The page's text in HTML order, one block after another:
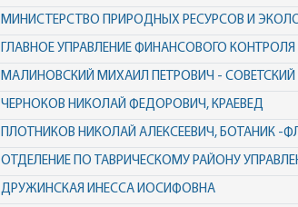
МИНИСТЕРСТВО ПРИРОДНЫХ РЕСУРСОВ И
ГЛАВНОЕ УПРАВЛЕНИЕ ФИНАНСОВОГО
МАЛИНОВСКИЙ МИХАИЛ ПЕТРОВИЧ - СОВЕТСКИЙ
ЧЕРНОКОВ НИКОЛАЙ ФЕДОРОВИЧ, КРАЕВЕД
ПЛОТНИКОВ НИКОЛАЙ АЛЕКСЕЕВИЧ, БОТАНИК -
ОТДЕЛЕНИЕ ПО ТАВРИЧЕСКОМУ РАЙОНУ
ДРУЖИНСКАЯ ИНЕССА ИОСИФОВНА